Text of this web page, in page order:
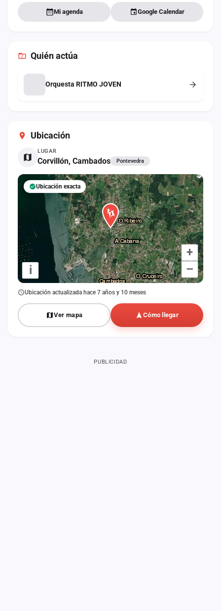
Ubicación
LUGAR
Corvillón, Cambados Pontevedra
+
–
i
Ubicación exacta
Ubicación actualizada hace 7 años y 10 meses
Ver mapa Cómo llegar
Mi agenda Google Calendar
Quién actúa
Orquesta RITMO JOVEN
PUBLICIDAD